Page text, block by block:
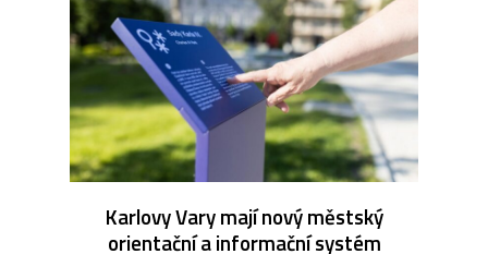
Karlovy Vary mají nový městský
orientační a informační systém